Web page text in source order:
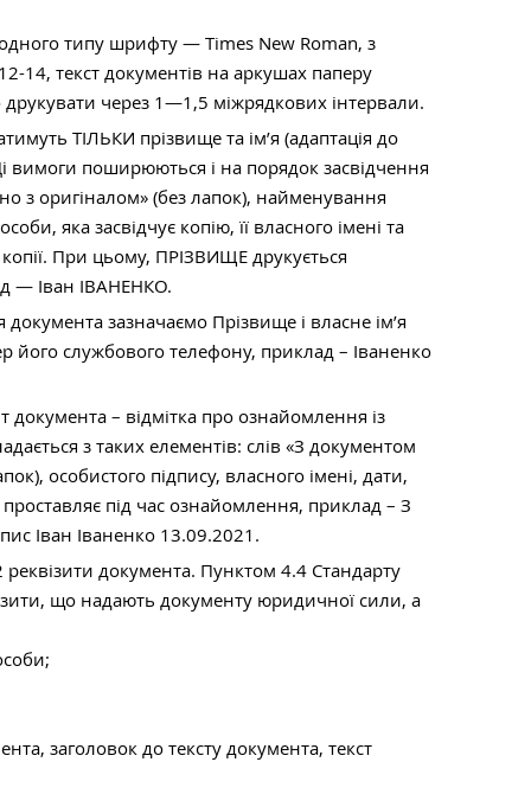
типу шрифту — Times New Roman, з
14, текст документів на аркушах паперу
через 1—1,5 міжрядкових інтервали.
ТІЛЬКИ прізвище та ім’я (адаптація до
вимоги поширюються і на порядок засвідчення
з оригіналом» (без лапок), найменування
яка засвідчує копію, її власного імені та
При цьому, ПРІЗВИЩЕ друкується
— Іван ІВАНЕНКО.
зазначаємо Прізвище і власне ім’я
його службового телефону, приклад – Іваненко
документа – відмітка про ознайомлення із
з таких елементів: слів «З документом
особистого підпису, власного імені, дати,
під час ознайомлення, приклад – З
Іван Іваненко 13.09.2021.
документа. Пунктом 4.4 Стандарту
що надають документу юридичної сили, а
заголовок до тексту документа, текст